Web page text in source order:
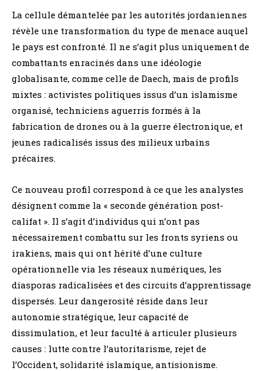
La cellule démantelée par les autorités jordaniennes
révèle une transformation du type de menace auquel
le pays est confronté. Il ne s’agit plus uniquement de
combattants enracinés dans une idéologie
globalisante, comme celle de Daech, mais de profils
mixtes : activistes politiques issus d’un islamisme
organisé, techniciens aguerris formés à la
fabrication de drones ou à la guerre électronique, et
jeunes radicalisés issus des milieux urbains
précaires.
Ce nouveau profil correspond à ce que les analystes
désignent comme la « seconde génération post-
califat ». Il s’agit d’individus qui n’ont pas
nécessairement combattu sur les fronts syriens ou
irakiens, mais qui ont hérité d’une culture
opérationnelle via les réseaux numériques, les
diasporas radicalisées et des circuits d’apprentissage
dispersés. Leur dangerosité réside dans leur
autonomie stratégique, leur capacité de
dissimulation, et leur faculté à articuler plusieurs
causes : lutte contre l’autoritarisme, rejet de
l’Occident, solidarité islamique, antisionisme.